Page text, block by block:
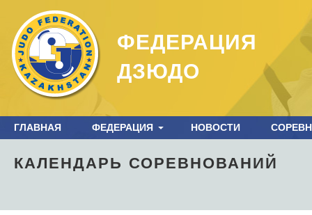
ФЕДЕРАЦИЯ
ДЗЮДО
ГЛАВНАЯ ФЕДЕРАЦИЯ НОВОСТИ
КАЛЕНДАРЬ СОРЕВНОВАНИЙ